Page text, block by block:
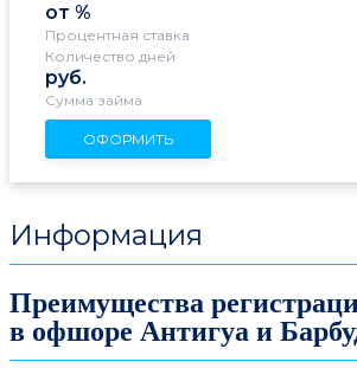
от %
Процентная ставка
Количество дней
руб.
Сумма займа
ОФОРМИТЬ
Информация
Преимущества
в офшоре Антигуа и